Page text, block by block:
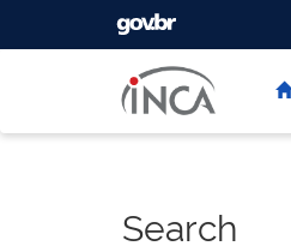
GOVBR
Search